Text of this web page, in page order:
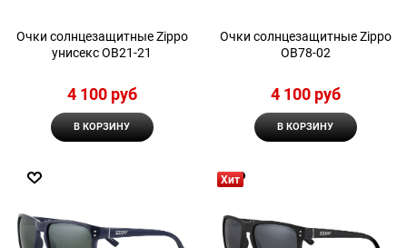
Очки солнцезащитные Zippo
унисекс OB21-21
4 100 руб
В КОРЗИНУ
Очки солнцезащитные Zippo
OB78-02
4 100 руб
В КОРЗИНУ
Хит